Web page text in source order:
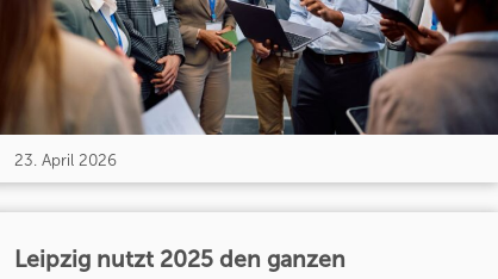
23. April 2026
Leipzig nutzt 2025 den ganzen